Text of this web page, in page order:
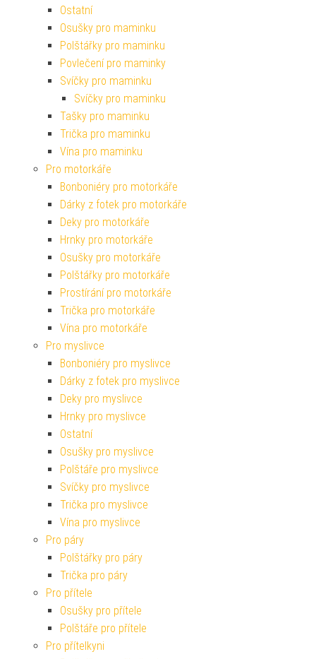
Ostatní
Osušky pro maminku
Polštářky pro maminku
Povlečení pro maminky
Svíčky pro maminku
Svíčky pro maminku
Tašky pro maminku
Trička pro maminku
Vína pro maminku
Pro motorkáře
Bonboniéry pro motorkáře
Dárky z fotek pro motorkáře
Deky pro motorkáře
Hrnky pro motorkáře
Osušky pro motorkáře
Polštářky pro motorkáře
Prostírání pro motorkáře
Trička pro motorkáře
Vína pro motorkáře
Pro myslivce
Bonboniéry pro myslivce
Dárky z fotek pro myslivce
Deky pro myslivce
Hrnky pro myslivce
Ostatní
Osušky pro myslivce
Polštáře pro myslivce
Svíčky pro myslivce
Trička pro myslivce
Vína pro myslivce
Pro páry
Polštářky pro páry
Trička pro páry
Pro přítele
Osušky pro přítele
Polštáře pro přítele
Pro přítelkyni